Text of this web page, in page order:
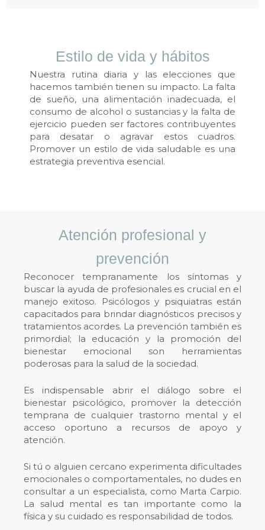
Estilo de vida y hábitos
Nuestra rutina diaria y las elecciones que
hacemos también tienen su impacto. La falta
de sueño, una alimentación inadecuada, el
consumo de alcohol o sustancias y la falta de
ejercicio pueden ser factores contribuyentes
para desatar o agravar estos cuadros.
Promover un estilo de vida saludable es una
estrategia preventiva esencial.
Atención profesional y
prevención
Reconocer tempranamente los síntomas y
buscar la ayuda de profesionales es crucial en el
manejo exitoso. Psicólogos y psiquiatras están
capacitados para brindar diagnósticos precisos y
tratamientos acordes. La prevención también es
primordial; la educación y la promoción del
bienestar emocional son herramientas
poderosas para la salud de la sociedad.
Es indispensable abrir el diálogo sobre el
bienestar psicológico, promover la detección
temprana de cualquier trastorno mental y el
acceso oportuno a recursos de apoyo y
atención.
Si tú o alguien cercano experimenta dificultades
emocionales o comportamentales, no dudes en
consultar a un especialista, como Marta Carpio.
La salud mental es tan importante como la
física y su cuidado es responsabilidad de todos.